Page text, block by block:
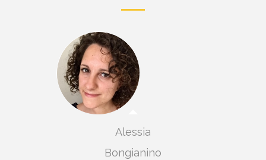
Alessia
Bongianino